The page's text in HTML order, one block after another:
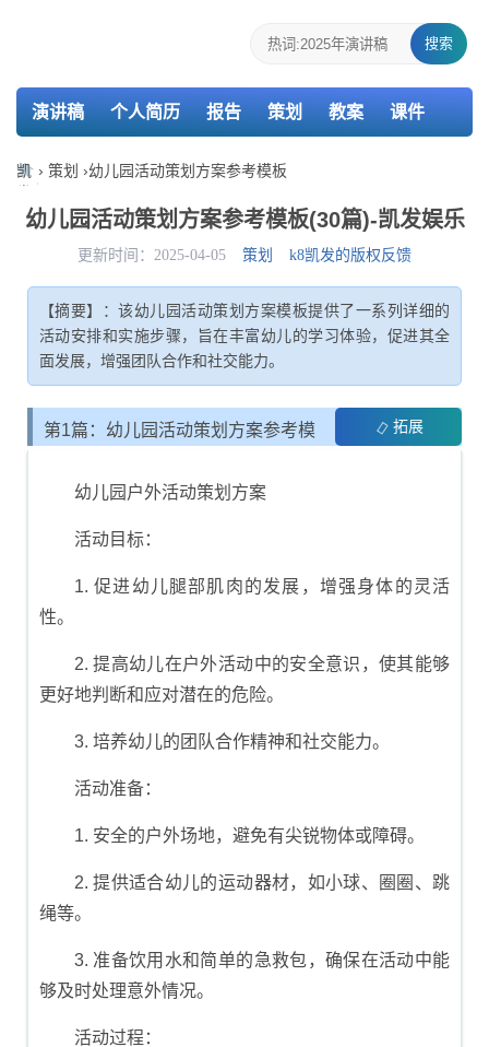
搜索
演讲稿 个人简历 报告 策划 教案 课件
检讨书 主持词
凯
娱
› 策划 ›幼儿园活动策划方案参考模板
幼儿园活动策划方案参考模板(30篇)-凯发娱乐
更新时间：2025-04-05 策划 k8凯发的版权反馈
【摘要】：该幼儿园活动策划方案模板提供了一系列详细的
活动安排和实施步骤，旨在丰富幼儿的学习体验，促进其全
面发展，增强团队合作和社交能力。
第1篇：幼儿园活动策划方案参考模 拓展
幼儿园户外活动策划方案
活动目标：
1. 促进幼儿腿部肌肉的发展，增强身体的灵活
性。
2. 提高幼儿在户外活动中的安全意识，使其能够
更好地判断和应对潜在的危险。
3. 培养幼儿的团队合作精神和社交能力。
活动准备：
1. 安全的户外场地，避免有尖锐物体或障碍。
2. 提供适合幼儿的运动器材，如小球、圈圈、跳
绳等。
3. 准备饮用水和简单的急救包，确保在活动中能
够及时处理意外情况。
活动过程：